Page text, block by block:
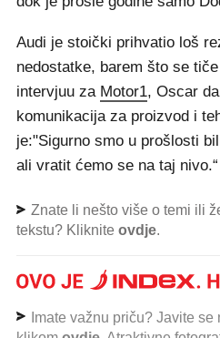
Audi je stoički prihvatio loš
nedostatke, barem što se
intervjuu za Motor1, Oscar
komunikacija za proizvod i
je:"Sigurno smo u prošlosti
ali vratit ćemo se na taj nivo.“
Znate li nešto više o temi ili
tekstu? Kliknite ovdje.
Imate važnu priču? Javite se